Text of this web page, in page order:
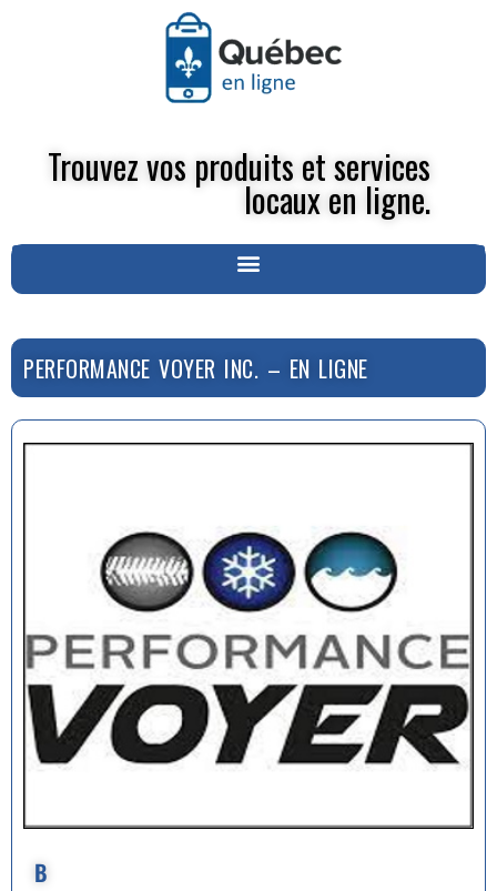
Trouvez vos produits et services
locaux en ligne.
PERFORMANCE VOYER INC. – EN LIGNE
B